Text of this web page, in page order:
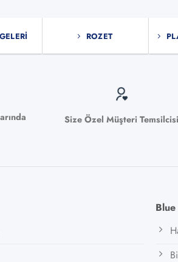
Seçenekler ROZET
Size Özel Müşteri Temsilcisi